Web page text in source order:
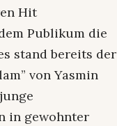
Hit
Publikum die
stand bereits der
von Yasmin
in gewohnter